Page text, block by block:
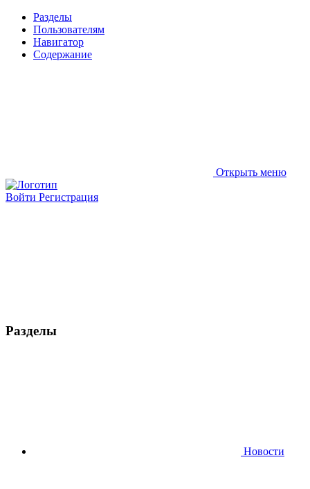
Разделы
Пользователям
Навигатор
Содержание
Открыть меню
Войти Регистрация
Разделы
Новости